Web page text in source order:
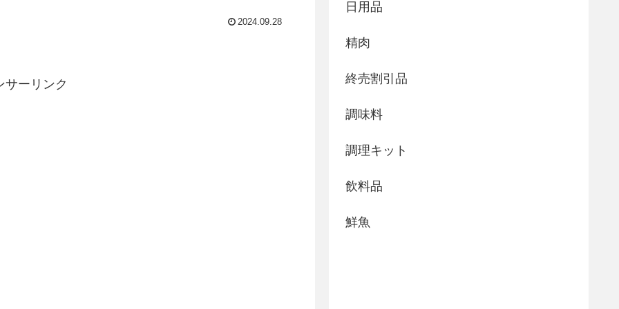
2024.09.28
サーリンク
日用品
精肉
終売割引品
調味料
調理キット
飲料品
鮮魚